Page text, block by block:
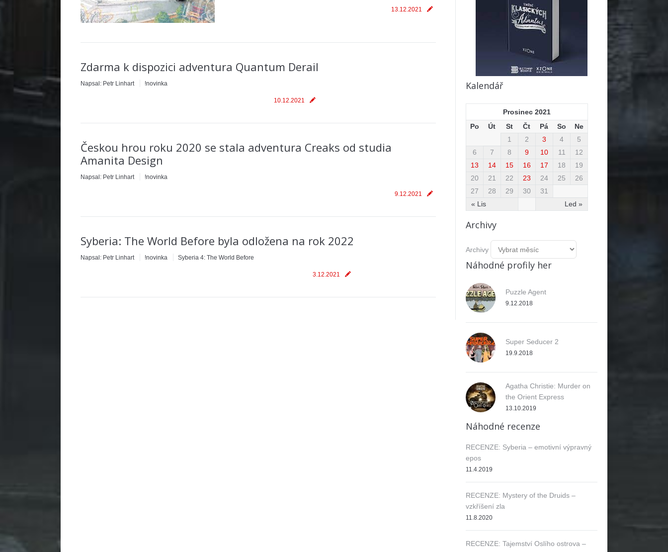
13.12.2021
Zdarma k dispozici adventura Quantum Derail
Napsal: Petr Linhart !novinka
10.12.2021
Českou hrou roku 2020 se stala adventura Creaks od studia
Amanita Design
Napsal: Petr Linhart !novinka
9.12.2021
Syberia: The World Before byla odložena na rok 2022
Napsal: Petr Linhart !novinka Syberia 4: The World Before
3.12.2021
Kalendář
Prosinec 2021
Po
Út St Čt Pá So Ne
« Lis Led »
1 2 3 4
5
6
7 8 9 10 11
12
13
14 15 16 17 18
19
20
21 22 23 24 25
26
27
28 29 30 31
Archivy
Archivy
Náhodné profily her
Puzzle Agent
9.12.2018
Super Seducer 2
19.9.2018
Agatha Christie: Murder on
the Orient Express
13.10.2019
Náhodné recenze
RECENZE: Syberia – emotivní výpravný
epos
11.4.2019
RECENZE: Mystery of the Druids –
vzkříšení zla
11.8.2020
RECENZE: Tajemství Oslího ostrova –